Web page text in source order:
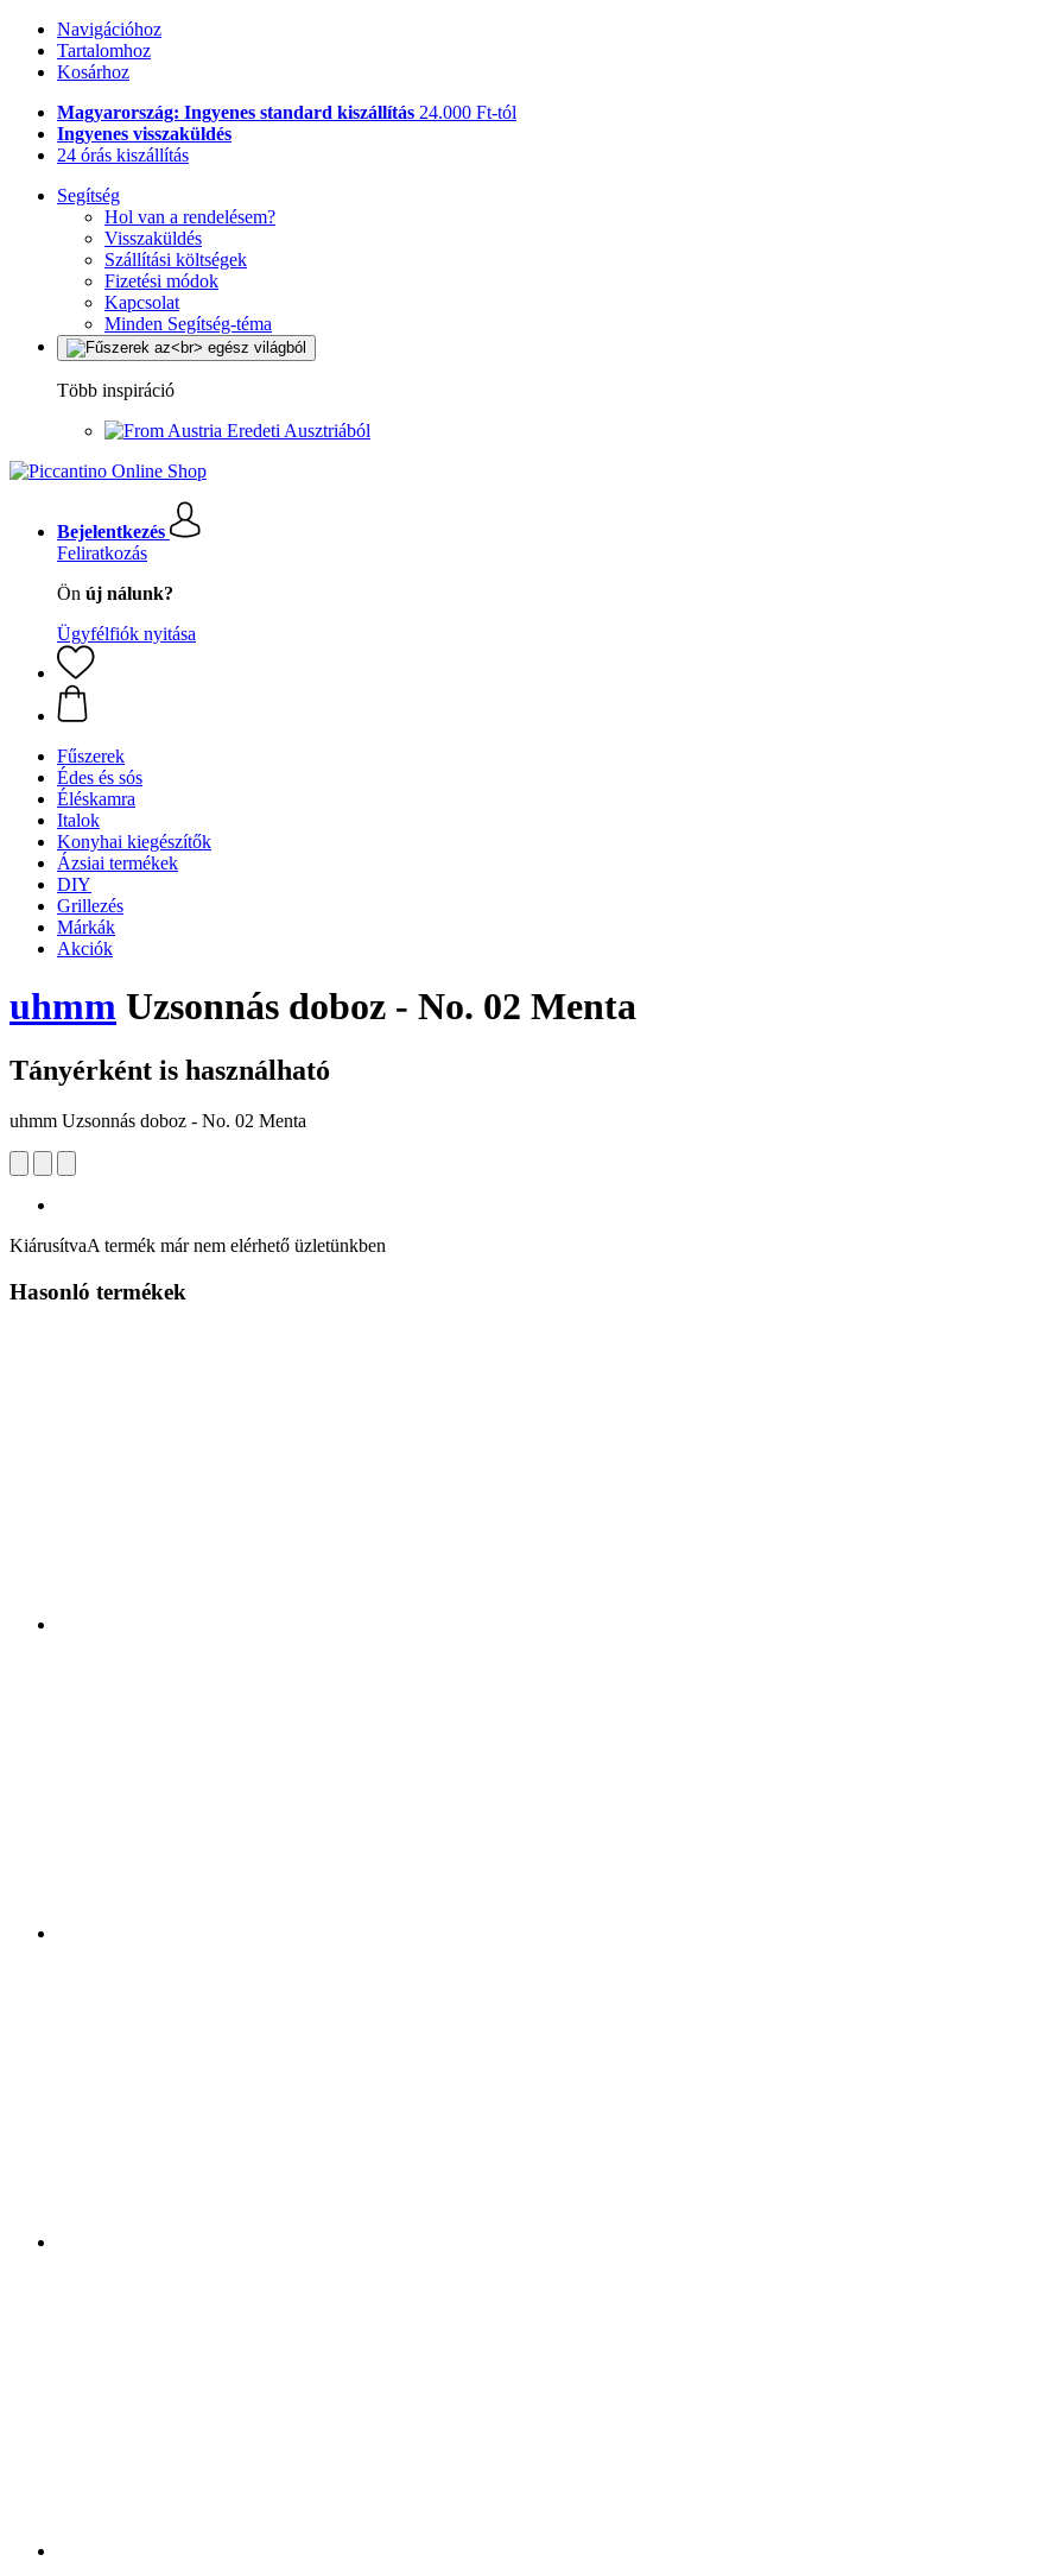
Navigációhoz
Tartalomhoz
Kosárhoz
Magyarország: Ingyenes standard kiszállítás 24.000 Ft-tól
Ingyenes visszaküldés
24 órás kiszállítás
Segítség
Hol van a rendelésem?
Visszaküldés
Szállítási költségek
Fizetési módok
Kapcsolat
Minden Segítség-téma
Több inspiráció
Eredeti Ausztriából
Bejelentkezés
Feliratkozás
Ön új nálunk?
Ügyfélfiók nyitása
Fűszerek
Édes és sós
Éléskamra
Italok
Konyhai kiegészítők
Ázsiai termékek
DIY
Grillezés
Márkák
Akciók
uhmm Uzsonnás doboz - No. 02 Menta
Tányérként is használható
uhmm Uzsonnás doboz - No. 02 Menta
KiárusítvaA termék már nem elérhető üzletünkben
Hasonló termékek